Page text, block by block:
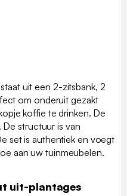
uit een 2-zitsbank, 2
om onderuit gezakt
koffie te drinken. De
structuur is van
set is authentiek en voegt
aan uw tuinmeubelen.
uit-plantages